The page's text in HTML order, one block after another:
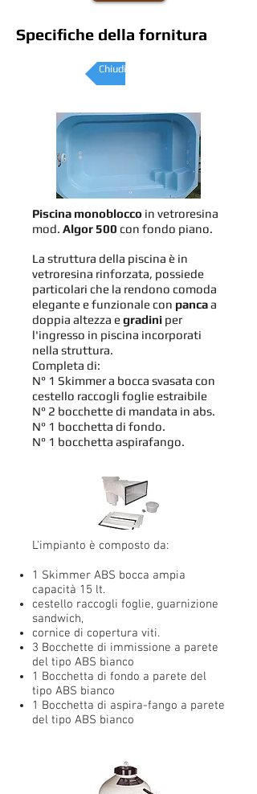
Specifiche della fornitura
Chiudi pagina
Piscina monoblocco in vetroresina
mod. Algor 500 con fondo piano.
La struttura della piscina è in
vetroresina rinforzata, possiede
particolari che la rendono comoda
elegante e funzionale con pancaa
doppia altezza egradini per
l'ingresso in piscina incorporati
nella struttura.
Completa di:
N° 1 Skimmer a bocca svasata con
cestello raccogli foglie estraibile
N° 2 bocchette di mandata in abs.
N° 1 bocchetta di fondo.
N° 1 bocchetta aspirafango.
L'impianto è composto da:
1 Skimmer ABS bocca ampia
capacità 15 lt.
cestello raccogli foglie, guarnizione
sandwich,
cornice di copertura viti.
3 Bocchette di immissione a parete
del tipo ABS bianco
1 Bocchetta di fondo a parete del
tipo ABS bianco
1 Bocchetta di aspira-fango a parete
del tipo ABS bianco